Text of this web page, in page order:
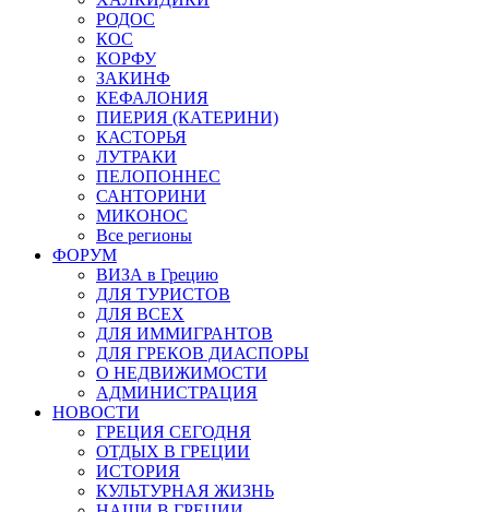
РОДОС
КОС
КОРФУ
ЗАКИНФ
КЕФАЛОНИЯ
ПИЕРИЯ (КАТЕРИНИ)
КАСТОРЬЯ
ЛУТРАКИ
ПЕЛОПОННЕС
САНТОРИНИ
МИКОНОС
Все регионы
ФОРУМ
ВИЗА в Грецию
ДЛЯ ТУРИСТОВ
ДЛЯ ВСЕХ
ДЛЯ ИММИГРАНТОВ
ДЛЯ ГРЕКОВ ДИАСПОРЫ
О НЕДВИЖИМОСТИ
АДМИНИСТРАЦИЯ
НОВОСТИ
ГРЕЦИЯ СЕГОДНЯ
ОТДЫХ В ГРЕЦИИ
ИСТОРИЯ
КУЛЬТУРНАЯ ЖИЗНЬ